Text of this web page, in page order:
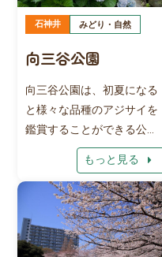
きます（Wi-Fiスポット）。
ねり丸が床に映る体感マッ
トも楽しめます。 是非お越
しください。
石神井 みどり・自然
向三谷公園
向三谷公園は、初夏になる
と様々な品種のアジサイを
鑑賞することができる公園
です。 6月中旬から下旬に
かけて、ヒメアジサイやカ
シワバアジサイなどのアジ
サイが満開となります。 園
内には、滑り台やブランコ
などの遊具も豊富に設置さ
もっと見る arrow_right